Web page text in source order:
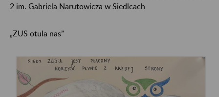
2 im. Gabriela Narutowicza w Siedlcach
„ZUS otula nas”